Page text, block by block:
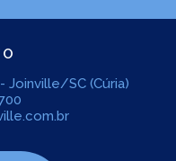
Joinville/SC (Cúria)